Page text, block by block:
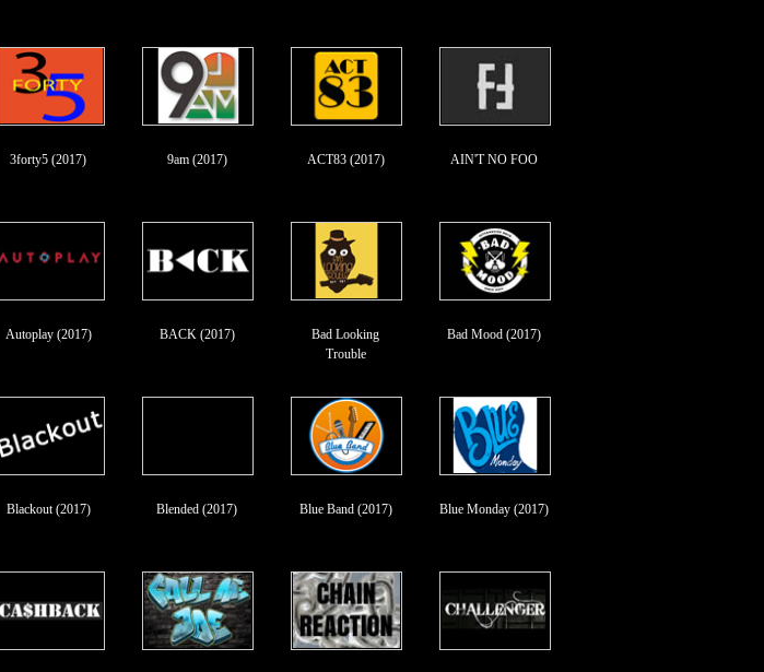
3forty5 (2017) 9am (2017) ACT83 (2017) AIN'T NO FOO
Autoplay (2017) BACK (2017)
Bad Looking
Trouble
Bad Mood (2017)
Blackout (2017) Blended (2017) Blue Band (2017) Blue Monday (2017)